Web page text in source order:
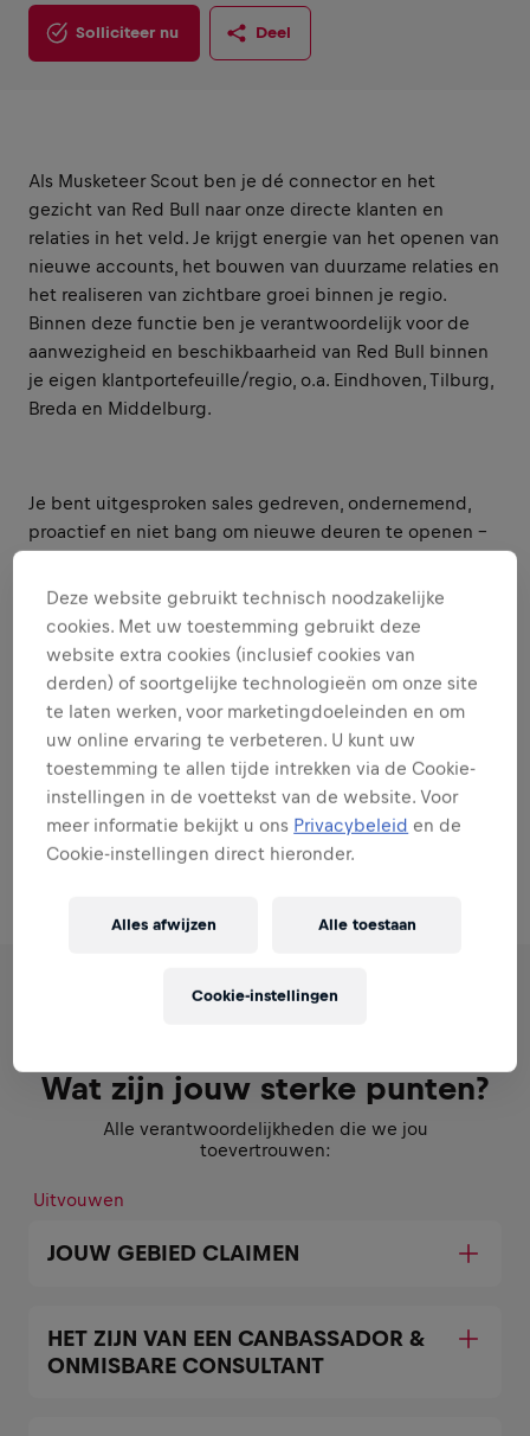
Solliciteer nu Deel
Als Musketeer Scout ben je dé connector en het
gezicht van Red Bull naar onze directe klanten en
relaties in het veld. Je krijgt energie van het openen van
nieuwe accounts, het bouwen van duurzame relaties en
het realiseren van zichtbare groei binnen je regio.
Binnen deze functie ben je verantwoordelijk voor de
aanwezigheid en beschikbaarheid van Red Bull binnen
je eigen klantportefeuille/regio, o.a. Eindhoven, Tilburg,
Breda en Middelburg.
Je bent uitgesproken sales gedreven, ondernemend,
proactief en niet bang om nieuwe deuren te openen –
spot je kansen voordat anderen ze zien en weet je deze
om te zetten in concrete acties en meetbare resultaten.
Je voelt je thuis in het veld, neemt eigenaarschap over
je regio en bent zichtbaar aanwezig waar het gebeurt.
Je combineertrelatiebeheer ,salesennetwerk- skillsen
positioneert jezelf als geloofwaardige sparringpartner
voor ondernemers. Resultaat telt, maar altijd met oog
voor lange termijn partnerships en merkimpact.
VERANTWOORDELIJKHEDEN
Wat zijn jouw sterke punten?
Alle verantwoordelijkheden die we jou
toevertrouwen:
Uitvouwen
JOUW GEBIED CLAIMEN
HET ZIJN VAN EEN CANBASSADOR &
ONMISBARE CONSULTANT
Deze website gebruikt technisch noodzakelijke
cookies. Met uw toestemming gebruikt deze
website extra cookies (inclusief cookies van
derden) of soortgelijke technologieën om onze site
te laten werken, voor marketingdoeleinden en om
uw online ervaring te verbeteren. U kunt uw
toestemming te allen tijde intrekken via de Cookie-
instellingen in de voettekst van de website. Voor
meer informatie bekijkt u ons Privacybeleid en de
Cookie-instellingen direct hieronder.
Alles afwijzen Alle toestaan
Cookie-instellingen